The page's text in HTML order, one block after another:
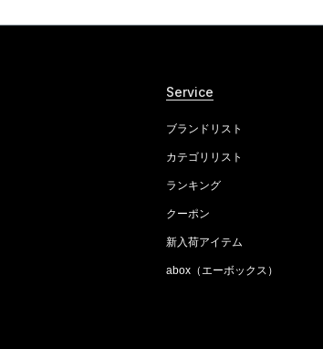
Service
ブランドリスト
カテゴリリスト
ランキング
クーポン
新入荷アイテム
abox（エーボックス）